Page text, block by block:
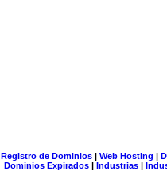
Registro de Dominios| Web Hosting |
Dominios Expirados | Industrias |